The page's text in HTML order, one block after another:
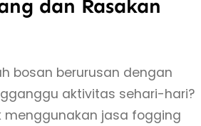
dan Rasakan
bosan berurusan dengan
aktivitas sehari-hari?
menggunakan jasa fogging